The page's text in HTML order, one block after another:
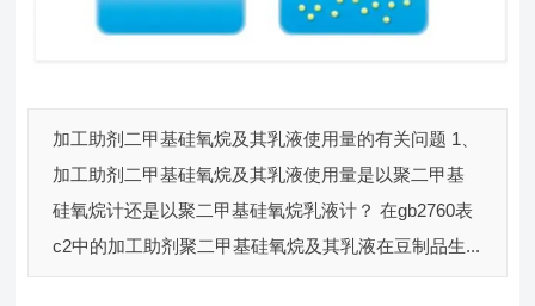
加工助剂二甲基硅氧烷及其乳液使用量的有关问题 1、
加工助剂二甲基硅氧烷及其乳液使用量是以聚二甲基
硅氧烷计还是以聚二甲基硅氧烷乳液计？ 在gb2760表
c2中的加工助剂聚二甲基硅氧烷及其乳液在豆制品生...